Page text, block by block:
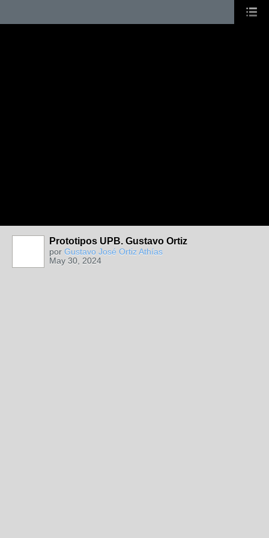
Prototipos UPB. Gustavo Ortiz
por Gustavo José Ortiz Athías
May 30, 2024